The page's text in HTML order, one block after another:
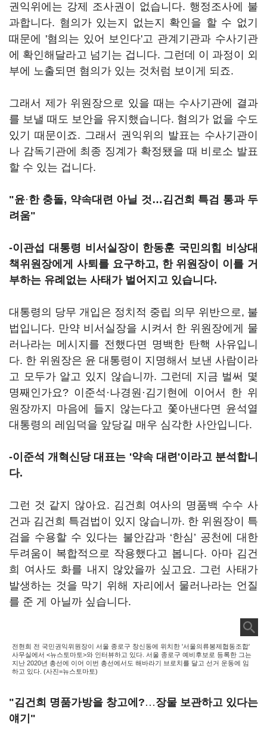
권익위에는 강제 조사권이 없습니다. 행정조사에 불
과합니다. 혐의가 있는지 없는지 확인을 할 수 없기
때문에 '혐의는 있어 보인다'고 관계기관과 수사기관
에 확인해달라고 넘기는 겁니다. 그런데 이 과정이 외
부에 노출되면 혐의가 있는 것처럼 보이게 되죠.
그래서 제가 위원장으로 있을 때는 수사기관에 결과
를 보낼 때도 보안을 유지했습니다. 혐의가 없을 수도
있기 때문이죠. 그래서 권익위의 발표는 수사기관이
나 감독기관에 최종 징계가 확정됐을 때 비로소 발표
할 수 있는 겁니다.
"윤·한 충돌, 약속대련 아닐 것…김건희 특검 통과 두
려움"
-이관섭 대통령 비서실장이 한동훈 국민의힘 비상대
책위원장에게 사퇴를 요구하고, 한 위원장이 이를 거
부하는 유례없는 사태가 벌어지고 있습니다.
대통령의 당무 개입은 정치적 중립 의무 위반으로, 불
법입니다. 만약 비서실장을 시켜서 한 위원장에게 물
러나라는 메시지를 전했다면 명백한 탄핵 사유입니
다. 한 위원장은 윤 대통령이 지명해서 보낸 사람이라
고 모두가 알고 있지 않습니까. 그런데 지금 벌써 몇
명째인가요? 이준석·나경원·김기현에 이어서 한 위
원장까지 마음에 들지 않는다고 쫓아낸다면 윤석열
대통령의 레임덕을 앞당길 매우 심각한 사안입니다.
-이준석 개혁신당 대표는 '약속 대련'이라고 분석합니
다.
그런 것 같지 않아요. 김건희 여사의 명품백 수수 사
건과 김건희 특검법이 있지 않습니까. 한 위원장이 특
검을 수용할 수 있다는 불안감과 ‘한심’ 공천에 대한
두려움이 복합적으로 작용했다고 봅니다. 아마 김건
희 여사도 화를 내지 않았을까 싶고요. 그런 사태가
발생하는 것을 막기 위해 자리에서 물러나라는 언질
를 준 게 아닐까 싶습니다.
전현희 전 국민권익위원장이 서울 종로구 창신동에 위치한 '서울의류봉제협동조합'
사무실에서 <뉴스토마토>와 인터뷰하고 있다. 서울 종로구 예비후보로 등록한 그는
지난 2020년 총선에 이어 이번 총선에서도 해바라기 브로치를 달고 선거 운동에 임
하고 있다. (사진=뉴스토마토)
"김건희 명품가방을 창고에?…장물 보관하고 있다는
얘기"